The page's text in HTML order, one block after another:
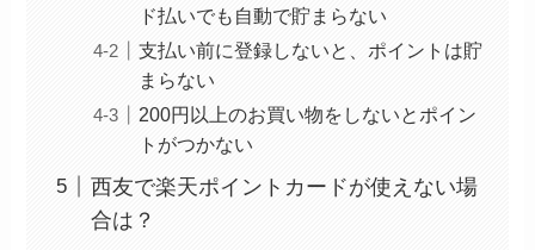
ド払いでも自動で貯まらない
支払い前に登録しないと、ポイントは貯
まらない
200円以上のお買い物をしないとポイン
トがつかない
西友で楽天ポイントカードが使えない場
合は？